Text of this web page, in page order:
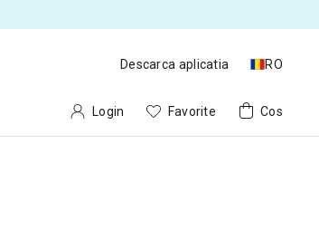
Descarca aplicatia RO
Login Favorite Cos